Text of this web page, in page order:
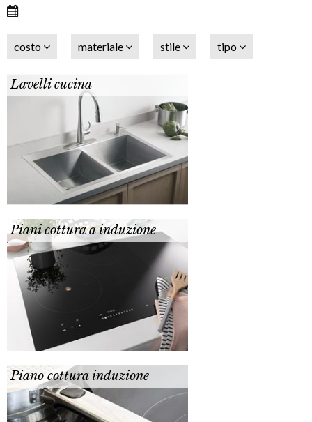
costo materiale stile tipo
Lavelli cucina
Piani cottura a induzione
Piano cottura induzione